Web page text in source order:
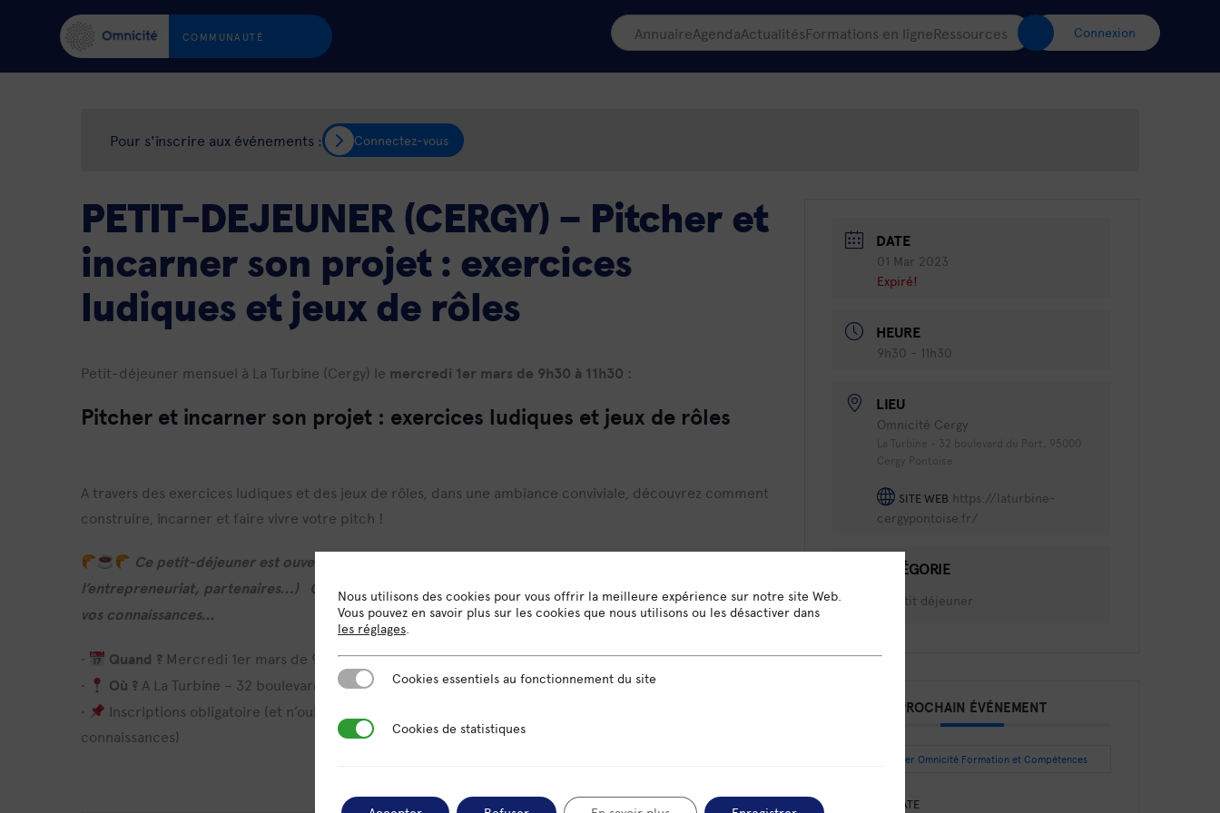
COMMUNAUTÉ AnnuaireAgendaActualitésFormations en ligneRessources Connexion
Pour s'inscrire aux événements : Connectez-vous
PETIT-DEJEUNER (CERGY) – Pitcher et
incarner son projet : exercices
ludiques et jeux de rôles
Petit-déjeuner mensuel à La Turbine (Cergy) le mercredi 1er mars de 9h30 à 11h30 :
Pitcher et incarner son projet : exercices ludiques et jeux de rôles
A travers des exercices ludiques et des jeux de rôles, dans une ambiance conviviale, découvrez comment
construire, incarner et faire vivre votre pitch !
Ce petit-déjeuner est ouvert à tous (indépendants, entrepreneurs en devenir, acteurs de
l’entrepreneuriat, partenaires…) Omnicité vous propose donc de venir avec une ou plusieurs de
vos connaissances…
• Quand ? Mercredi 1er mars de 9h30 à 11h30
•
Où ? A La Turbine – 32 boulevard du Port 95000 Cergy
•
Inscriptions obligatoire (et n’oubliez pas : vous pouvez venir avec une ou plusieurs de vos
connaissances)
DATE
01 Mar 2023
Expiré!
HEURE
9h30 - 11h30
LIEU
Omnicité Cergy
SITE WEB https://laturbine-
cergypontoise.fr/
CATÉGORIE
Petit déjeuner
PROCHAIN ÉVÉNEMENT
Intégrer Omnicité Formation et Compétences
DATE
Nous utilisons des cookies pour vous offrir la meilleure expérience sur notre site Web.
Vous pouvez en savoir plus sur les cookies que nous utilisons ou les désactiver dans
les réglages.
Cookies essentiels au fonctionnement du site
Cookies essentiels au fonctionnement du site
Cookies de statistiques
Cookies de statistiques